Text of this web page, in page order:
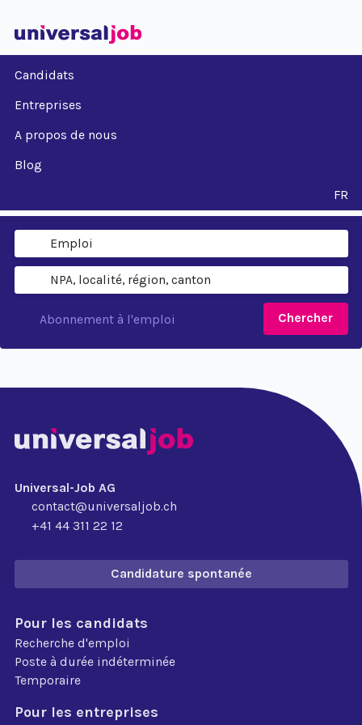
Candidats
Entreprises
A propos de nous
Blog
FR
Chercher
Abonnement à l'emploi
Universal-Job AG
contact@universaljob.ch
+41 44 311 22 12
Candidature spontanée
Pour les candidats
Recherche d'emploi
Poste à durée indéterminée
Temporaire
Pour les entreprises